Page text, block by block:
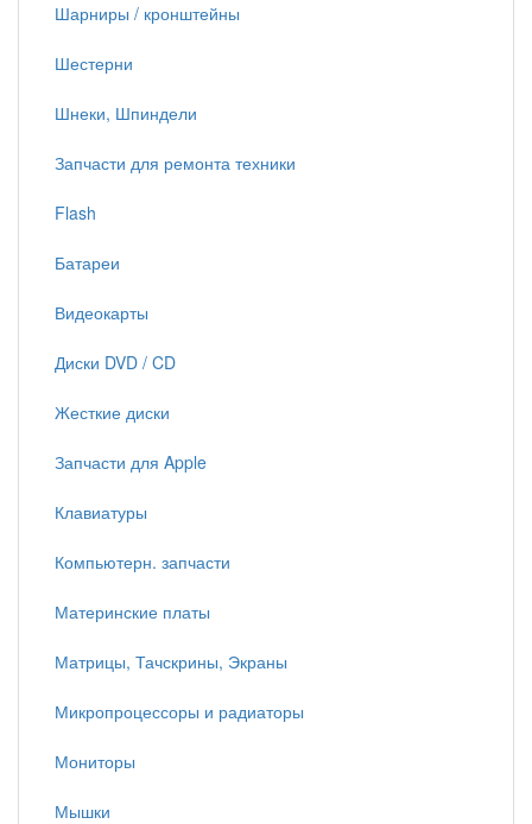
Шарниры / кронштейны
Шестерни
Шнеки, Шпиндели
Запчасти для ремонта техники
Flash
Батареи
Видеокарты
Диски DVD / CD
Жесткие диски
Запчасти для Apple
Клавиатуры
Компьютерн. запчасти
Материнские платы
Матрицы, Тачскрины, Экраны
Микропроцессоры и радиаторы
Мониторы
Мышки